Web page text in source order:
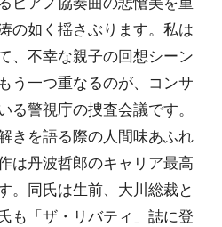
の如く揺さぶります。私は
、不幸な親子の回想シーン
う一つ重なるのが、コンサ
る警視庁の捜査会議です。
きを語る際の人間味あふれ
は丹波哲郎のキャリア最高
。同氏は生前、大川総裁と
も「ザ・リバティ」誌に登